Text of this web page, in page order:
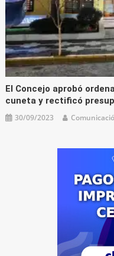
El Concejo aprobó
cuneta y rectificó
30/09/2023